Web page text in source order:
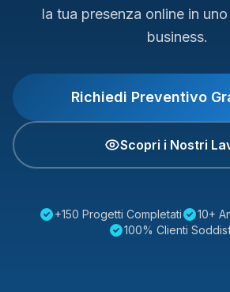
la tua presenza online in
business.
Richiedi Preventivo
Scopri i Nostri
+150 Progetti Completati
10+
100% Clienti